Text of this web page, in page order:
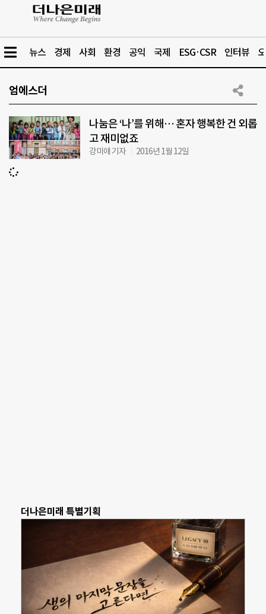
뉴스 경제 사회 환경 공익 국제 ESG·CSR 인터뷰
엄에스더
나눔은 ‘나’를 위해… 혼자 행복한 건 외롭
고 재미없죠
강미애 기자 2016년 1월 12일
더나은미래 특별기획